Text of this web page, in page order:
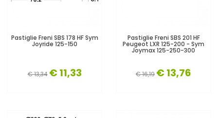
Pastiglie Freni SBS 178 HF Sym
Joyride 125-150
€ 13,34 € 11,33
Pastiglie Freni SBS 201 HF
Peugeot LXR 125-200 - Sym
Joymax 125-250-300
€ 16,19 € 13,76